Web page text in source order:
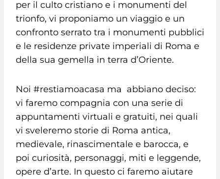
per il culto cristiano e i monumenti del
trionfo, vi proponiamo un viaggio e un
confronto serrato tra i monumenti pubblici
e le residenze private imperiali di Roma e
della sua gemella in terra d’Oriente.
Noi #restiamoacasa ma abbiano deciso:
vi faremo compagnia con una serie di
appuntamenti virtuali e gratuiti, nei quali
vi sveleremo storie di Roma antica,
medievale, rinascimentale e barocca, e
poi curiosità, personaggi, miti e leggende,
opere d’arte. In questo ci faremo aiutare